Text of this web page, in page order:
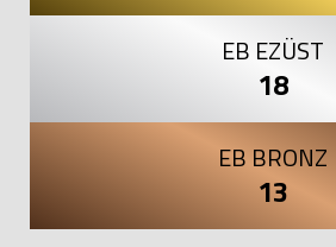
EB EZÜST
18
EB BRONZ
13